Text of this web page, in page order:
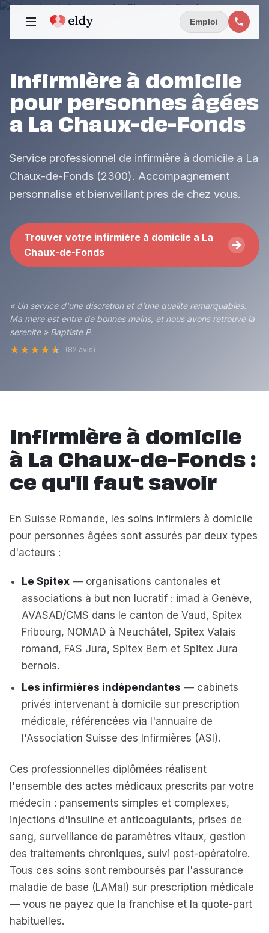
Emploi
Infirmière à domicile
pour personnes âgées
a La Chaux-de-Fonds
Service professionnel de infirmière à domicile a La
Chaux-de-Fonds (2300). Accompagnement
personnalise et bienveillant pres de chez vous.
Trouver votre infirmière à domicile a La
Chaux-de-Fonds
« Un service d'une discretion et d'une qualite remarquables.
Ma mere est entre de bonnes mains, et nous avons retrouve la
serenite » Baptiste P.
★ ★ ★ ★ ★ (82 avis)
Infirmière à domicile
à La Chaux-de-Fonds :
ce qu'il faut savoir
En Suisse Romande, les soins infirmiers à domicile
pour personnes âgées sont assurés par deux types
d'acteurs :
Le Spitex — organisations cantonales et
associations à but non lucratif : imad à Genève,
AVASAD/CMS dans le canton de Vaud, Spitex
Fribourg, NOMAD à Neuchâtel, Spitex Valais
romand, FAS Jura, Spitex Bern et Spitex Jura
bernois.
Les infirmières indépendantes — cabinets
privés intervenant à domicile sur prescription
médicale, référencées via l'annuaire de
l'Association Suisse des Infirmières (ASI).
Ces professionnelles diplômées réalisent
l'ensemble des actes médicaux prescrits par votre
médecin : pansements simples et complexes,
injections d'insuline et anticoagulants, prises de
sang, surveillance de paramètres vitaux, gestion
des traitements chroniques, suivi post-opératoire.
Tous ces soins sont remboursés par l'assurance
maladie de base (LAMal) sur prescription médicale
— vous ne payez que la franchise et la quote-part
habituelles.